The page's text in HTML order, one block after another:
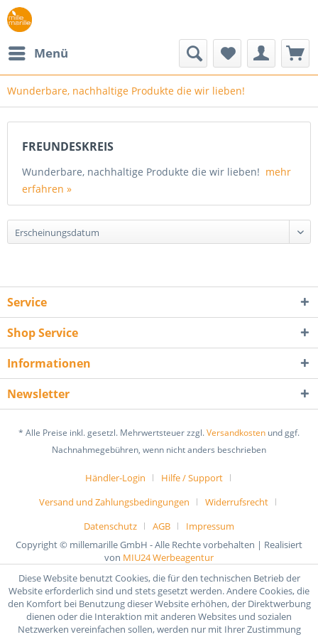
Menü
Wunderbare, nachhaltige Produkte die wir lieben!
FREUNDESKREIS
Wunderbare, nachhaltige Produkte die wir lieben! mehr
erfahren »
Service
Shop Service
Informationen
Newsletter
* Alle Preise inkl. gesetzl. Mehrwertsteuer zzgl.Versandkosten und ggf.
Nachnahmegebühren, wenn nicht anders beschrieben
Händler-Login
Hilfe / Support
Versand und Zahlungsbedingungen
Widerrufsrecht
Datenschutz
AGB
Impressum
Copyright © millemarille GmbH - Alle Rechte vorbehalten | Realisiert
von MIU24 Werbeagentur
Diese Website benutzt Cookies, die für den technischen Betrieb der
Website erforderlich sind und stets gesetzt werden. Andere Cookies, die
den Komfort bei Benutzung dieser Website erhöhen, der Direktwerbung
dienen oder die Interaktion mit anderen Websites und sozialen
Netzwerken vereinfachen sollen, werden nur mit Ihrer Zustimmung